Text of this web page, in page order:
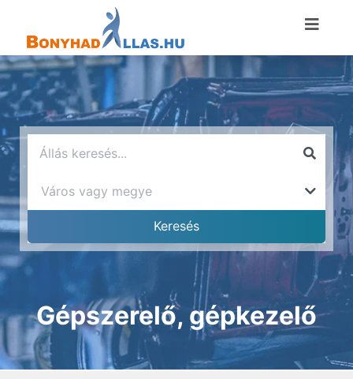
Gépszerelő, gépkezelő